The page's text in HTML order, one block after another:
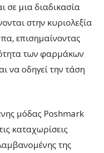
σε μια διαδικασία
στην κυριολεξία
επισημαίνοντας
των φαρμάκων
να οδηγεί την τάση
μόδας Poshmark
καταχωρίσεις
της